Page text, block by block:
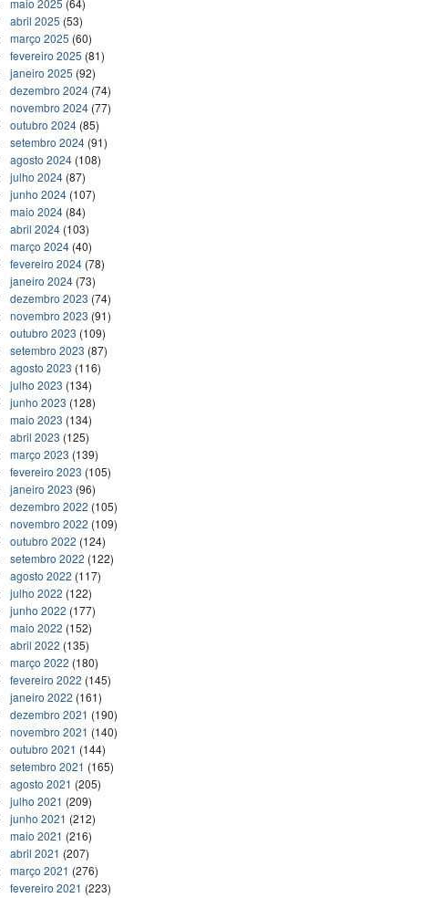
maio 2025 (64)
abril 2025 (53)
março 2025 (60)
fevereiro 2025 (81)
janeiro 2025 (92)
dezembro 2024 (74)
novembro 2024 (77)
outubro 2024 (85)
setembro 2024 (91)
agosto 2024 (108)
julho 2024 (87)
junho 2024 (107)
maio 2024 (84)
abril 2024 (103)
março 2024 (40)
fevereiro 2024 (78)
janeiro 2024 (73)
dezembro 2023 (74)
novembro 2023 (91)
outubro 2023 (109)
setembro 2023 (87)
agosto 2023 (116)
julho 2023 (134)
junho 2023 (128)
maio 2023 (134)
abril 2023 (125)
março 2023 (139)
fevereiro 2023 (105)
janeiro 2023 (96)
dezembro 2022 (105)
novembro 2022 (109)
outubro 2022 (124)
setembro 2022 (122)
agosto 2022 (117)
julho 2022 (122)
junho 2022 (177)
maio 2022 (152)
abril 2022 (135)
março 2022 (180)
fevereiro 2022 (145)
janeiro 2022 (161)
dezembro 2021 (190)
novembro 2021 (140)
outubro 2021 (144)
setembro 2021 (165)
agosto 2021 (205)
julho 2021 (209)
junho 2021 (212)
maio 2021 (216)
abril 2021 (207)
março 2021 (276)
fevereiro 2021 (223)